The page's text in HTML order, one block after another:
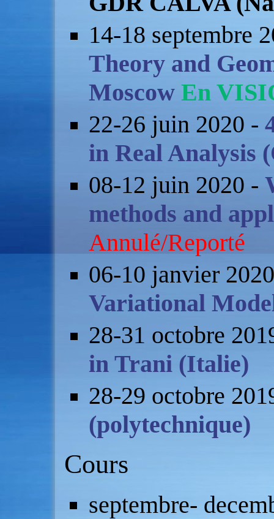
14-18 septembre
Theory and
Moscow En
22-26 juin 2020 -
in Real Analysis
08-12 juin 2020 -
methods and
Annulé/Reporté
06-10 janvier
Variational
28-31 octobre
in Trani (Italie)
28-29 octobre
(polytechnique)
Cours
septembre-